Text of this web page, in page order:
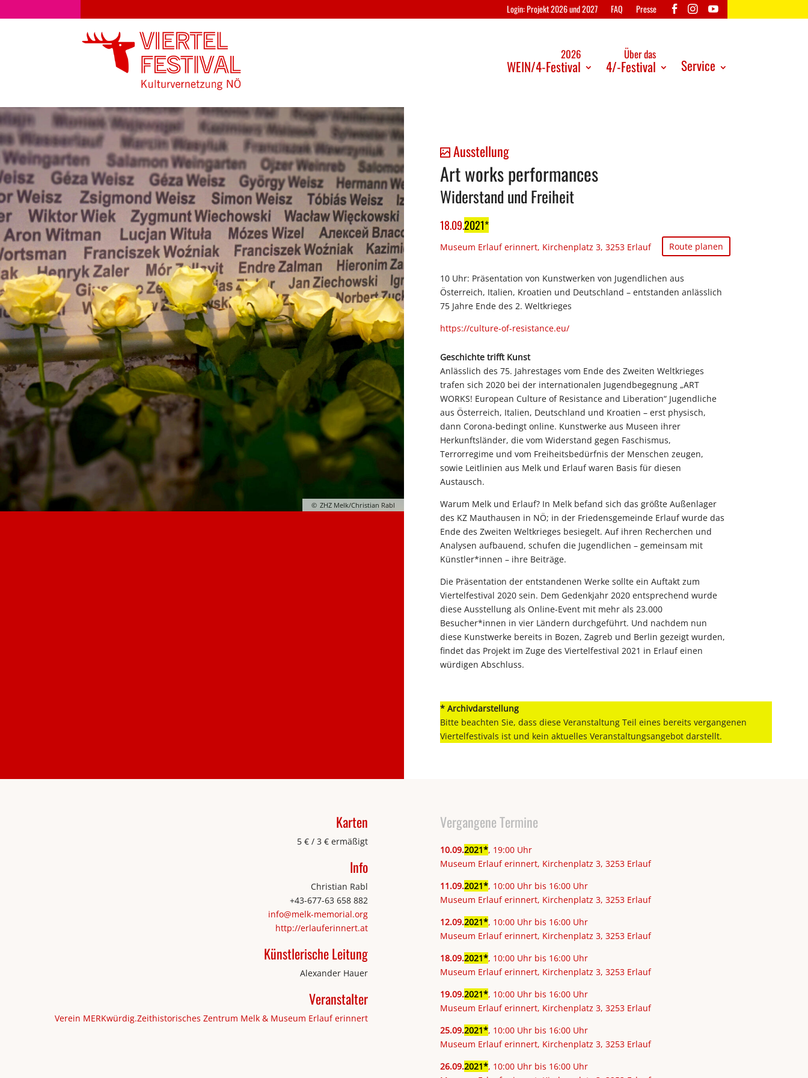
Login: Projekt 2026 und 2027 FAQ Presse
2026
WEIN/4-Festival
Über das
4/-Festival Service
ZHZ Melk/Christian Rabl
Ausstellung
Art works performances
Widerstand und Freiheit
18.09.2021
Museum Erlauf erinnert, Kirchenplatz 3, 3253 Erlauf Route planen
10 Uhr: Präsentation von Kunstwerken von Jugendlichen aus
Österreich, Italien, Kroatien und Deutschland – entstanden anlässlich
75 Jahre Ende des 2. Weltkrieges
https://culture-of-resistance.eu/
Geschichte trifft Kunst
Anlässlich des 75. Jahrestages vom Ende des Zweiten Weltkrieges
trafen sich 2020 bei der internationalen Jugendbegegnung „ART
WORKS! European Culture of Resistance and Liberation“ Jugendliche
aus Österreich, Italien, Deutschland und Kroatien – erst physisch,
dann Corona-bedingt online. Kunstwerke aus Museen ihrer
Herkunftsländer, die vom Widerstand gegen Faschismus,
Terrorregime und vom Freiheitsbedürfnis der Menschen zeugen,
sowie Leitlinien aus Melk und Erlauf waren Basis für diesen
Austausch.
Warum Melk und Erlauf? In Melk befand sich das größte Außenlager
des KZ Mauthausen in NÖ; in der Friedensgemeinde Erlauf wurde das
Ende des Zweiten Weltkrieges besiegelt. Auf ihren Recherchen und
Analysen aufbauend, schufen die Jugendlichen – gemeinsam mit
Künstler*innen – ihre Beiträge.
Die Präsentation der entstandenen Werke sollte ein Auftakt zum
Viertelfestival 2020 sein. Dem Gedenkjahr 2020 entsprechend wurde
diese Ausstellung als Online-Event mit mehr als 23.000
Besucher*innen in vier Ländern durchgeführt. Und nachdem nun
diese Kunstwerke bereits in Bozen, Zagreb und Berlin gezeigt wurden,
findet das Projekt im Zuge des Viertelfestival 2021 in Erlauf einen
würdigen Abschluss.
* Archivdarstellung
Bitte beachten Sie, dass diese Veranstaltung Teil eines bereits vergangenen
Viertelfestivals ist und kein aktuelles Veranstaltungsangebot darstellt.
Karten
5 € / 3 € ermäßigt
Info
Christian Rabl
+43-677-63 658 882
info@melk-memorial.org
http://erlauferinnert.at
Künstlerische Leitung
Alexander Hauer
Veranstalter
Verein MERKwürdig.Zeithistorisches Zentrum Melk & Museum Erlauf erinnert
Vergangene Termine
10.09.2021 , 19:00 Uhr
Museum Erlauf erinnert, Kirchenplatz 3, 3253 Erlauf
11.09.2021 , 10:00 Uhr bis 16:00 Uhr
Museum Erlauf erinnert, Kirchenplatz 3, 3253 Erlauf
12.09.2021 , 10:00 Uhr bis 16:00 Uhr
Museum Erlauf erinnert, Kirchenplatz 3, 3253 Erlauf
18.09.2021 , 10:00 Uhr bis 16:00 Uhr
Museum Erlauf erinnert, Kirchenplatz 3, 3253 Erlauf
19.09.2021 , 10:00 Uhr bis 16:00 Uhr
Museum Erlauf erinnert, Kirchenplatz 3, 3253 Erlauf
25.09.2021 , 10:00 Uhr bis 16:00 Uhr
Museum Erlauf erinnert, Kirchenplatz 3, 3253 Erlauf
26.09.2021 , 10:00 Uhr bis 16:00 Uhr